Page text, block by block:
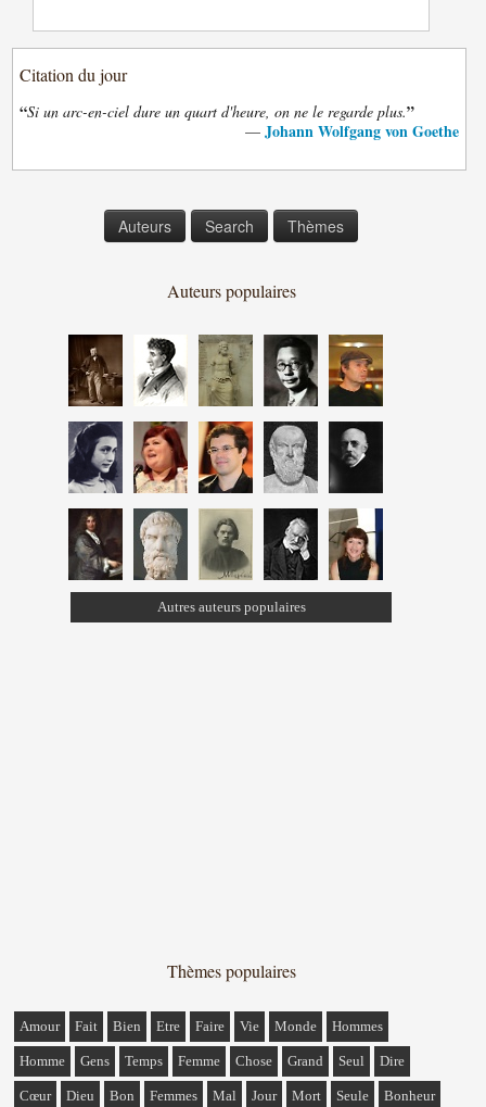
Citation du jour
“Si un arc-en-ciel dure un quart d'heure, on ne le regarde plus.”
— Johann Wolfgang von Goethe
Auteurs Search Thèmes
Auteurs populaires
Autres auteurs populaires
Thèmes populaires
Amour Fait Bien Etre Faire Vie Monde Hommes
Homme Gens Temps Femme Chose Grand Seul Dire
Cœur Dieu Bon Femmes Mal Jour Mort Seule Bonheur